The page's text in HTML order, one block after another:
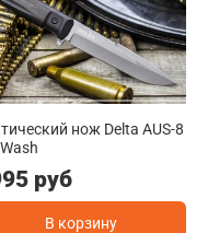
нож Delta AUS-8
руб
В корзину